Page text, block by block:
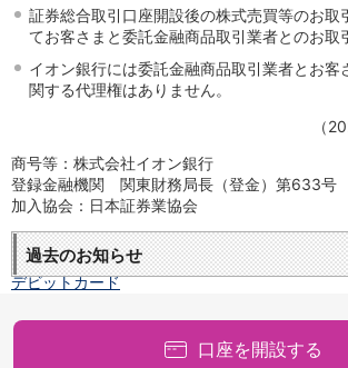
医療保険
がん保険
就業不能保険
認知症保険
スマホ保険
傷害保険
介護保険
カード
クレジットカード
デビットカード
TOP
証券総合取引口座開設後の株式売買等のお取
てお客さまと委託金融商品取引業者とのお取
イオン銀行には委託金融商品取引業者とお客
関する代理権はありません。
（
商号等：株式会社イオン銀行
登録金融機関 関東財務局長（登金）第633号
加入協会：日本証券業協会
過去のお知らせ
口座を開設する